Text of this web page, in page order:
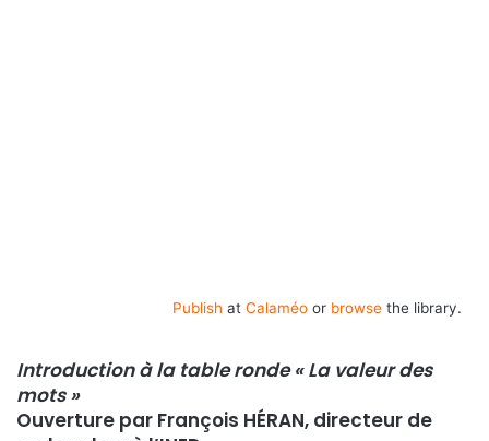
Publish at Calaméoor browsethe library.
Introduction à la table ronde « La valeur des
mots »
Ouverture par François HÉRAN, directeur de